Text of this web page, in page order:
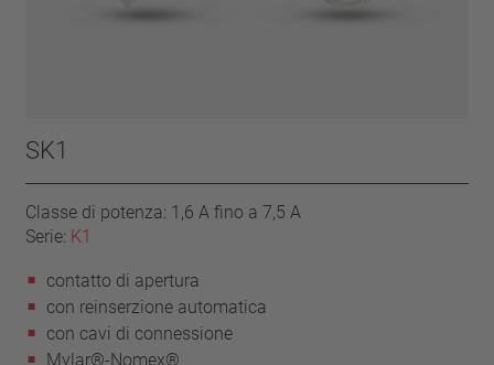
SK1
Classe di potenza: 1,6 A fino a 7,5 A
Serie: K1
contatto di apertura
con reinserzione automatica
con cavi di connessione
Mylar®-Nomex®